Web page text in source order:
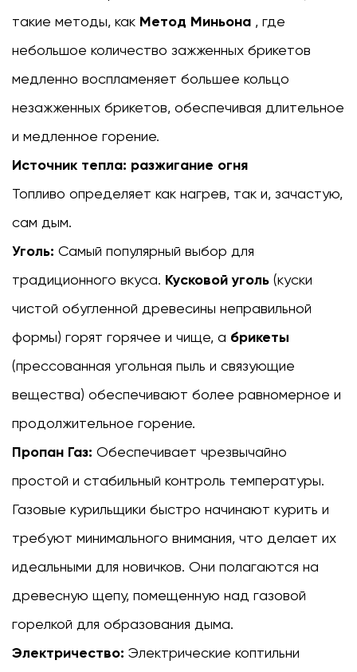
такие методы, как Метод Миньона , где
небольшое количество зажженных брикетов
медленно воспламеняет большее кольцо
незажженных брикетов, обеспечивая длительное
и медленное горение.
Источник тепла: разжигание огня
Топливо определяет как нагрев, так и, зачастую,
сам дым.
Уголь: Самый популярный выбор для
традиционного вкуса. Кусковой уголь (куски
чистой обугленной древесины неправильной
формы) горят горячее и чище, а брикеты
(прессованная угольная пыль и связующие
вещества) обеспечивают более равномерное и
продолжительное горение.
Пропан Газ: Обеспечивает чрезвычайно
простой и стабильный контроль температуры.
Газовые курильщики быстро начинают курить и
требуют минимального внимания, что делает их
идеальными для новичков. Они полагаются на
древесную щепу, помещенную над газовой
горелкой для образования дыма.
Электричество: Электрические коптильни